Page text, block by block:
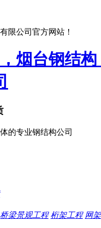
限公司官方网站！
的专业钢结构公司
桥梁景观工程 桁架工程 网